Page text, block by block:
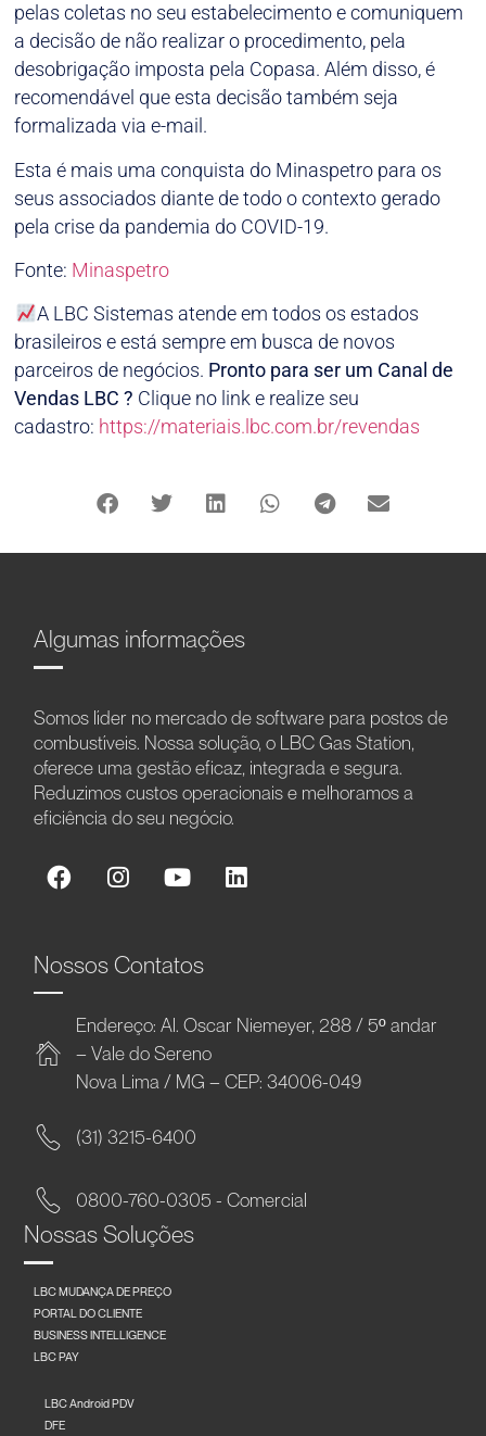
pelas coletas no seu estabelecimento e comuniquem
a decisão de não realizar o procedimento, pela
desobrigação imposta pela Copasa. Além disso, é
recomendável que esta decisão também seja
formalizada via e-mail.
Esta é mais uma conquista do Minaspetro para os
seus associados diante de todo o contexto gerado
pela crise da pandemia do COVID-19.
Fonte: Minaspetro
A LBC Sistemas atende em todos os estados
brasileiros e está sempre em busca de novos
parceiros de negócios. Pronto para ser um Canal de
Vendas LBC ? Clique no link e realize seu
cadastro: https://materiais.lbc.com.br/revendas
Algumas informações
Somos líder no mercado de software para postos de
combustíveis. Nossa solução, o LBC Gas Station,
oferece uma gestão eficaz, integrada e segura.
Reduzimos custos operacionais e melhoramos a
eficiência do seu negócio.
Nossos Contatos
Endereço: Al. Oscar Niemeyer, 288 / 5º andar
– Vale do Sereno
Nova Lima / MG – CEP: 34006-049
(31) 3215-6400
0800-760-0305 - Comercial
Nossas Soluções
LBC MUDANÇA DE PREÇO
PORTAL DO CLIENTE
BUSINESS INTELLIGENCE
LBC PAY
LBC Android PDV
DFE